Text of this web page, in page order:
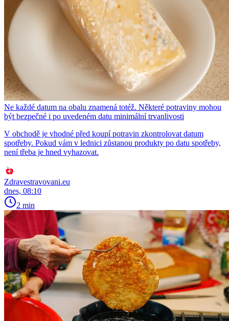
Ne každé datum na obalu znamená totéž. Některé potraviny mohou
být bezpečné i po uvedeném datu minimální trvanlivosti
V obchodě je vhodné před koupí potravin zkontrolovat datum
spotřeby. Pokud vám v lednici zůstanou produkty po datu spotřeby,
není třeba je hned vyhazovat.
Zdravestravovani.eu
dnes, 08:10
2 min